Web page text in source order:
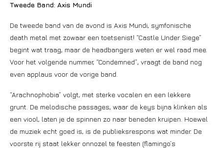
Tweede Band: Axis Mundi
De tweede band van de avond is Axis Mundi, symfonische
death metal met zowaar een toetsenist! “Castle Under Siege”
begint wat traag, maar de headbangers weten er wel raad mee.
Voor het volgende nummer, “Condemned”, vraagt de band nog
even applaus voor de vorige band.
“Arachnophobia” volgt, met sterke vocalen en een lekkere
grunt. De melodische passages, waar de keys bijna klinken als
een viool, laten je de spinnen zo naar beneden kruipen. Hoewel
de muziek echt goed is, is de publieksrespons wat minder. De
voorste rij staat lekker onnozel te feesten (flamingo’s